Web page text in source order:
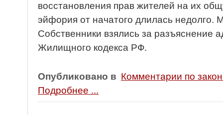
восстановления прав жителей на их
эйфория от начатого длилась недолго.
Собственники взялись за разъяснение
Жилищного кодекса РФ.
Опубликовано в Комментарии по
Подробнее ...